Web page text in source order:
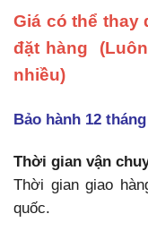
Giá có thể thay
đặt hàng
nhiều)
Bảo hành 12
Thời gian vận
Thời gian giao
quốc.